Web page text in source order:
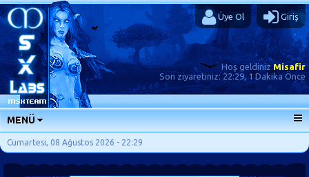
Üye Ol Giriş
Hoş geldinizMisafir
Son ziyaretiniz: 22:29, 1 Dakika Önce
MENÜ
ANA SAYFA
FORUMLAR
Cumartesi, 08 Ağustos 2026 - 22:29